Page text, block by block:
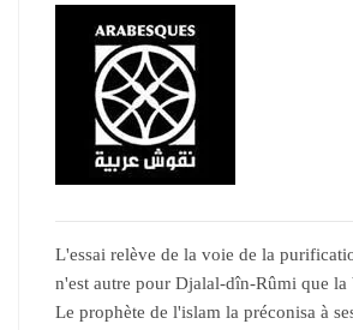
L'essai relève de la voie de la
n'est autre pour Djalal-dîn-Rûmi que la
Le prophète de l'islam la préconisa à